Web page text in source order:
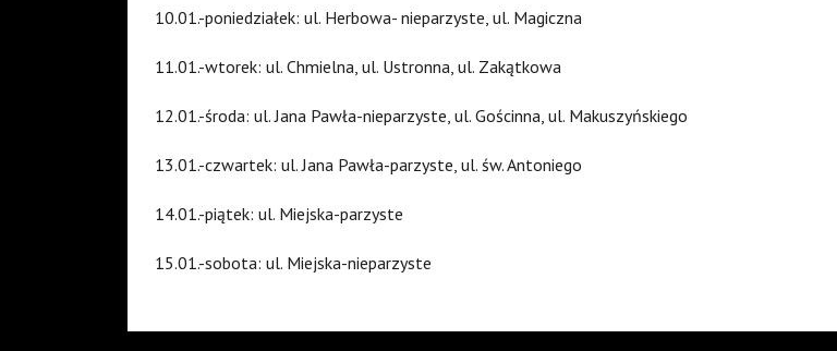
10.01.-poniedziałek: ul. Herbowa- nieparzyste, ul. Magiczna
11.01.-wtorek: ul. Chmielna, ul. Ustronna, ul. Zakątkowa
12.01.-środa: ul. Jana Pawła-nieparzyste, ul. Gościnna, ul. Makuszyńskiego
13.01.-czwartek: ul. Jana Pawła-parzyste, ul. św. Antoniego
14.01.-piątek: ul. Miejska-parzyste
15.01.-sobota: ul. Miejska-nieparzyste